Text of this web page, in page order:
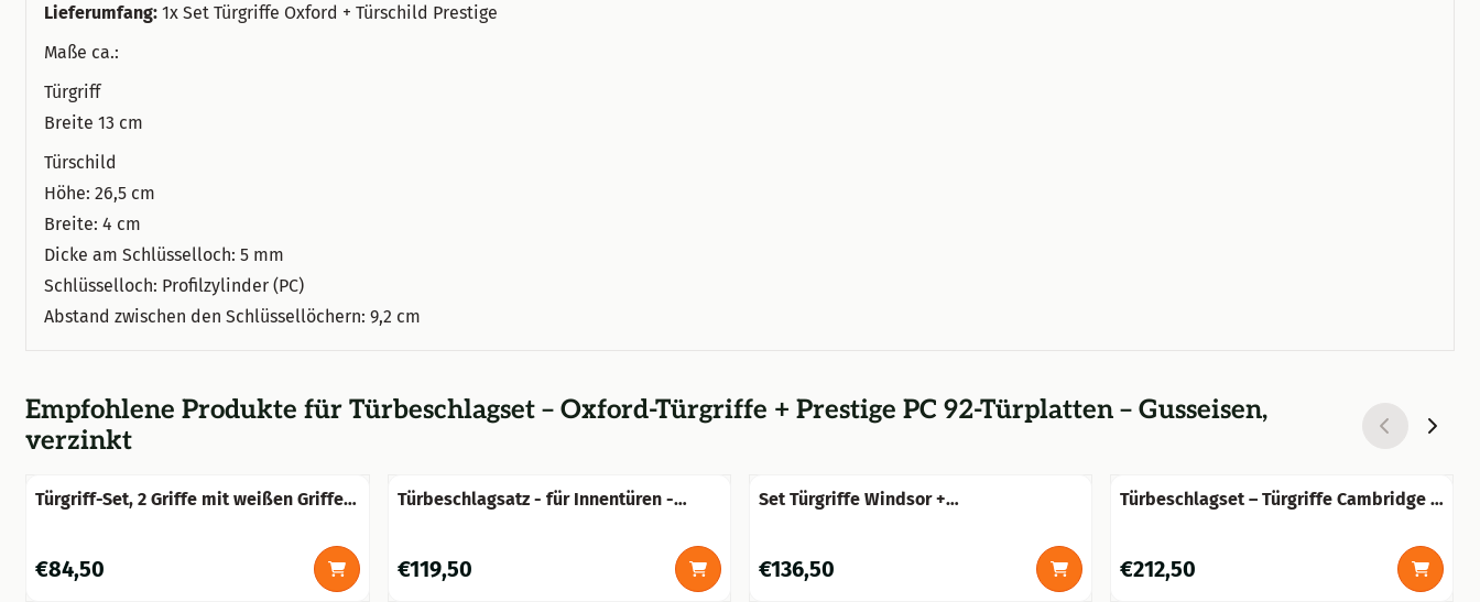
Lieferumfang: 1x Set Türgriffe Oxford + Türschild Prestige
Maße ca.:
Türgriff
Breite 13 cm
Türschild
Höhe: 26,5 cm
Breite: 4 cm
Dicke am Schlüsselloch: 5 mm
Schlüsselloch: Profilzylinder (PC)
Abstand zwischen den Schlüssellöchern: 9,2 cm
Empfohlene Produkte fürTürbeschlagset – Oxford-Türgriffe + Prestige PC 92-Türplatten – Gusseisen,
verzinkt
Türgriff-Set, 2 Griffe mit weißen Griffen
Preis: 84,50
€84,50
Türbeschlagsatz - für Innentüren -
Preis: 119,50
€119,50
Set Türgriffe Windsor +
Preis: 136,50
€136,50
Türbeschlagset – Türgriffe Cambridge +
Preis: 212,50
€212,50